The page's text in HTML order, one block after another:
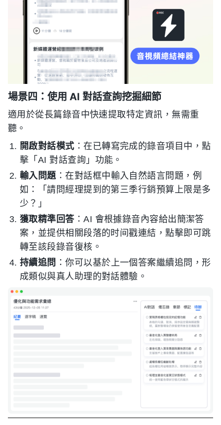
場景四：使用 AI 對話查詢挖掘細節
適用於從長篇錄音中快速提取特定資訊，無需重
聽。
開啟對話模式：在已轉寫完成的錄音項目中，點
擊「AI 對話查詢」功能。
輸入問題：在對話框中輸入自然語言問題，例
如：「請問經理提到的第三季行銷預算上限是多
少？」
獲取精準回答：AI 會根據錄音內容給出簡潔答
案，並提供相關段落的时间戳連結，點擊即可跳
轉至該段錄音復核。
持續追問 ：你可以基於上一個答案繼續追問，形
成類似與真人助理的對話體驗。